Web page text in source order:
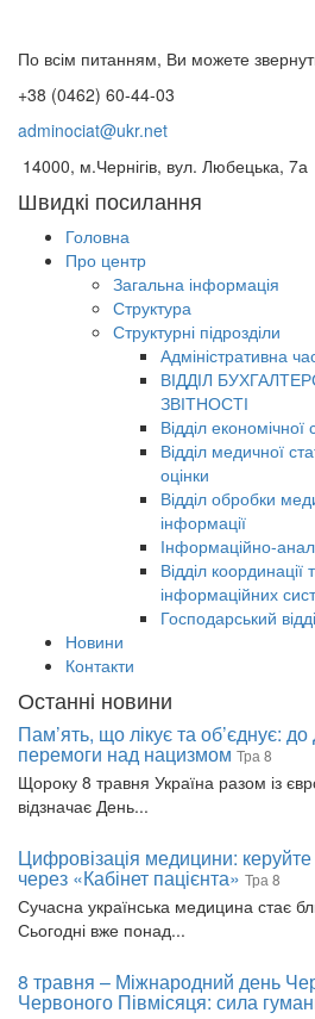
По всім питанням, Ви можете
+38 (0462) 60-44-03
adminociat@ukr.net
14000, м.Чернігів, вул. Любецька, 7а
Швидкі посилання
Головна
Про центр
Загальна інформація
Структура
Структурні підрозділи
Адміністративна
ВІДДІЛ
ЗВІТНОСТІ
Відділ економічної
Відділ медичної
оцінки
Відділ обробки
інформації
Інформаційно-
Відділ
інформаційних
Господарський
Новини
Контакти
Останні новини
Пам’ять, що лікує та об’єднує: до
перемоги над нацизмом Тра 8
Щороку 8 травня Україна разом із
відзначає День...
Цифровізація медицини:
через «Кабінет пацієнта» Тра 8
Сучасна українська медицина стає
Сьогодні вже понад...
8 травня – Міжнародний день
Червоного Півмісяця: сила